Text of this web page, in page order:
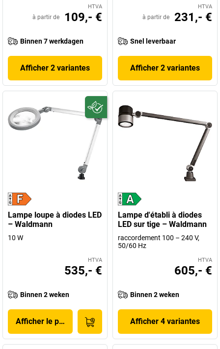
HTVA
à partir de 109,- €
Binnen 7 werkdagen
Afficher 2 variantes
HTVA
à partir de 231,- €
Snel leverbaar
Afficher 2 variantes
Lampe loupe à diodes LED
– Waldmann
10 W
HTVA
535,- €
Binnen 2 weken
Afficher le produit
Lampe d'établi à diodes
LED sur tige – Waldmann
raccordement 100 – 240 V,
50/60 Hz
HTVA
605,- €
Binnen 2 weken
Afficher 4 variantes